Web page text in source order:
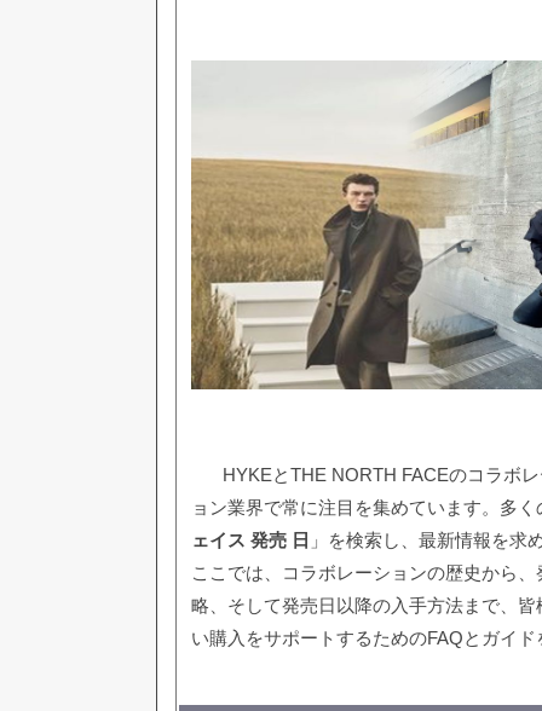
HYKEとTHE NORTH FACEのコラボ
ョン業界で常に注目を集めています。多く
ェイス 発売 日 」を検索し、最新情報を求
ここでは、コラボレーションの歴史から
略、そして発売日以降の入手方法まで、
い購入をサポートするためのFAQとガイ